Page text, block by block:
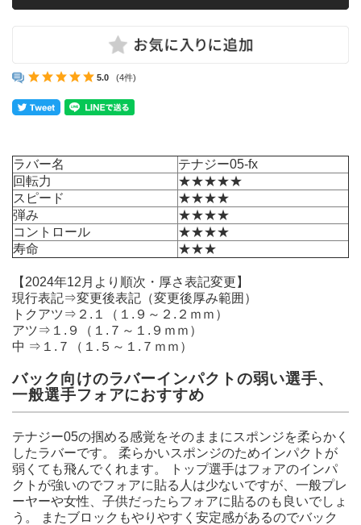
5.0 (4件)
ラバー名
テナジー05-fx
回転力
★★★★★
スピード
★★★★
弾み
★★★★
コントロール
★★★★
寿命
★★★
【2024年12月より順次・厚さ表記変更】
現行表記⇒変更後表記（変更後厚み範囲）
トクアツ⇒２.１（１.９～２.２ｍｍ）
アツ⇒１.９（１.７～１.９ｍｍ）
中 ⇒１.７（１.５～１.７ｍｍ）
バック向けのラバーインパクトの弱い選手、
一般選手フォアにおすすめ
テナジー05の掴める感覚をそのままにスポンジを柔らかく
したラバーです。 柔らかいスポンジのためインパクトが
弱くても飛んでくれます。 トップ選手はフォアのインパ
クトが強いのでフォアに貼る人は少ないですが、一般プレ
ーヤーや女性、子供だったらフォアに貼るのも良いでしょ
う。 またブロックもやりやすく安定感があるのでバック